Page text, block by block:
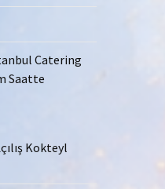
Catering
Saatte
Kokteyl